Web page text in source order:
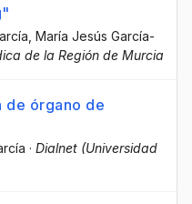
, María Jesús García-
de la Región de Murcia
de órgano de
· Dialnet (Universidad